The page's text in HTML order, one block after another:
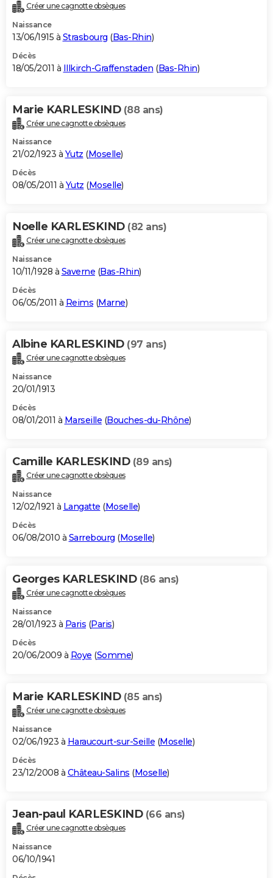
Créer une cagnotte obsèques
Naissance
13/06/1915 à Strasbourg (Bas-Rhin)
Décès
18/05/2011 à Illkirch-Graffenstaden (Bas-Rhin)
Marie KARLESKIND (88 ans)
Créer une cagnotte obsèques
Naissance
21/02/1923 à Yutz (Moselle)
Décès
08/05/2011 à Yutz (Moselle)
Noelle KARLESKIND (82 ans)
Créer une cagnotte obsèques
Naissance
10/11/1928 à Saverne (Bas-Rhin)
Décès
06/05/2011 à Reims (Marne)
Albine KARLESKIND (97 ans)
Créer une cagnotte obsèques
Naissance
20/01/1913
Décès
08/01/2011 à Marseille (Bouches-du-Rhône)
Camille KARLESKIND (89 ans)
Créer une cagnotte obsèques
Naissance
12/02/1921 à Langatte (Moselle)
Décès
06/08/2010 à Sarrebourg (Moselle)
Georges KARLESKIND (86 ans)
Créer une cagnotte obsèques
Naissance
28/01/1923 à Paris (Paris)
Décès
20/06/2009 à Roye (Somme)
Marie KARLESKIND (85 ans)
Créer une cagnotte obsèques
Naissance
02/06/1923 à Haraucourt-sur-Seille (Moselle)
Décès
23/12/2008 à Château-Salins (Moselle)
Jean-paul KARLESKIND (66 ans)
Créer une cagnotte obsèques
Naissance
06/10/1941